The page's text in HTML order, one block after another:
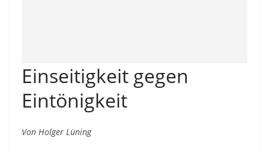
Einseitigkeit gegen
Eintönigkeit
Von Holger Lüning